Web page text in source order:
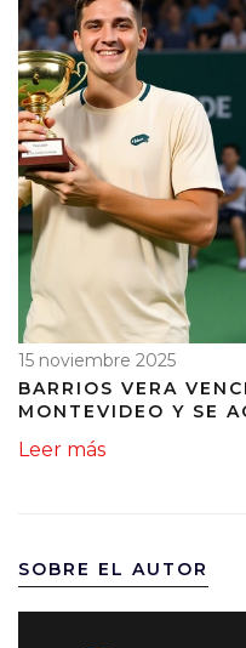
15 noviembre 2025
BARRIOS VERA
MONTEVIDEO Y SE
Leer más
SOBRE EL AUTOR